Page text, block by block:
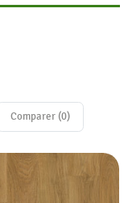
Comparer (0)‎